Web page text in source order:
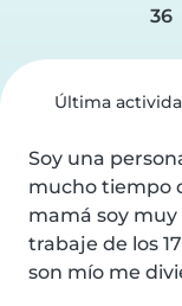
36
Última
Soy una
mucho tiempo
mamá soy
trabaje de los
son mío me